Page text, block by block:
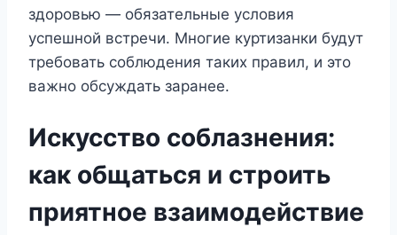
здоровью — обязательные условия
успешной встречи. Многие куртизанки будут
требовать соблюдения таких правил, и это
важно обсуждать заранее.
Искусство соблазнения:
как общаться и строить
приятное взаимодействие